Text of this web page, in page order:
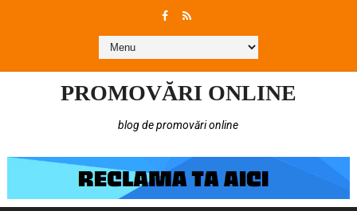
PROMOVĂRI ONLINE
blog de promovări online